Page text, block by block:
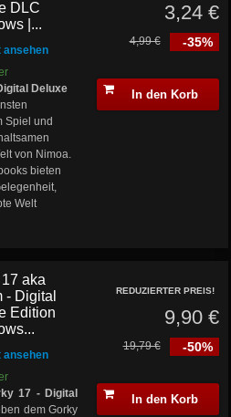
DLC
|...
ansehen
Deluxe
Spiel und
von Nimoa.
bieten
Welt
3,24 €
-35%
4,99 €
In den Korb
aka
- Digital
Edition
ansehen
17 - Digital
dem Gorky
REDUZIERTER PREIS!
9,90 €
-50%
19,79 €
In den Korb